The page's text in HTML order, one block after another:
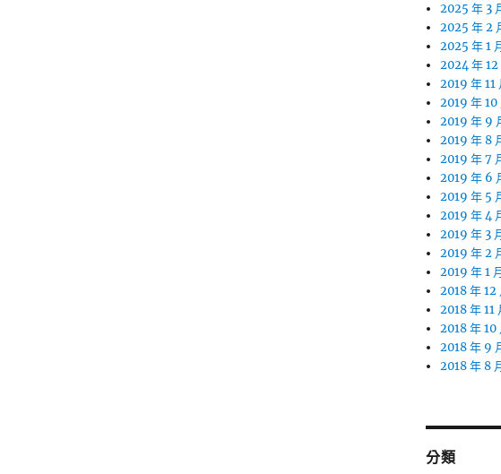
2025 年 3
2025 年 2
2025 年 1
2024 年 12
2019 年 11
2019 年 10
2019 年 9
2019 年 8
2019 年 7
2019 年 6
2019 年 5
2019 年 4
2019 年 3
2019 年 2
2019 年 1
2018 年 12
2018 年 11
2018 年 10
2018 年 9
2018 年 8
分類